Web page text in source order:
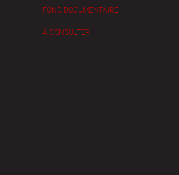
FOND DOCUMENTAIRE
A CONSULTER